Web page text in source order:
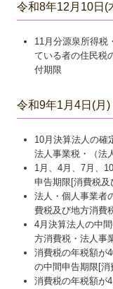
令和8年12月10日(
11月分源泉所得税
ている者の住民税
付期限
令和9年1月4日(月)
10月決算法人の確
法人事業税・（法
1月、4月、7月、
申告期限[消費税及
法人・個人事業者
費税及び地方消費
4月決算法人の中
方消費税・法人事
消費税の年税額が
の中間申告期限[消
消費税の年税額が